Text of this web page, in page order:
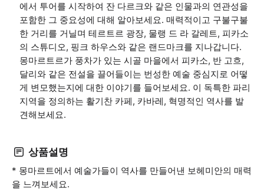
에서 투어를 시작하여 잔 다르크와 같은 인물과의 연관성을
포함한 그 중요성에 대해 알아보세요. 매력적이고 구불구불
한 거리를 거닐며 테르트르 광장, 물랭 드 라 갈레트, 피카소
의 스튜디오, 핑크 하우스와 같은 랜드마크를 지나갑니다.
몽마르트르가 풍차가 있는 시골 마을에서 피카소, 반 고흐,
달리와 같은 전설을 끌어들이는 번성한 예술 중심지로 어떻
게 변모했는지에 대한 이야기를 들어보세요. 이 독특한 파리
지역을 정의하는 활기찬 카페, 카바레, 혁명적인 역사를 발
견해보세요.
상품설명
* 몽마르트에서 예술가들이 역사를 만들어낸 보헤미안의 매력
을 느껴보세요.